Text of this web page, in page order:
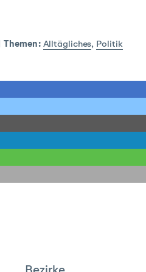
Themen: Alltägliches, Politik